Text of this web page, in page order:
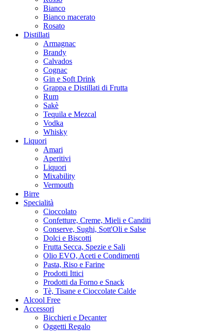
Bianco
Bianco macerato
Rosato
Distillati
Armagnac
Brandy
Calvados
Cognac
Gin e Soft Drink
Grappa e Distillati di Frutta
Rum
Sakè
Tequila e Mezcal
Vodka
Whisky
Liquori
Amari
Aperitivi
Liquori
Mixability
Vermouth
Birre
Specialità
Cioccolato
Confetture, Creme, Mieli e Canditi
Conserve, Sughi, Sott'Oli e Salse
Dolci e Biscotti
Frutta Secca, Spezie e Sali
Olio EVO, Aceti e Condimenti
Pasta, Riso e Farine
Prodotti Ittici
Prodotti da Forno e Snack
Tè, Tisane e Cioccolate Calde
Alcool Free
Accessori
Bicchieri e Decanter
Oggetti Regalo